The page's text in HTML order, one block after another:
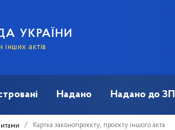
УКРАЇНИ
актів
Надано Надано до ЗП
Картка законопроєкту, проєкту іншого акта